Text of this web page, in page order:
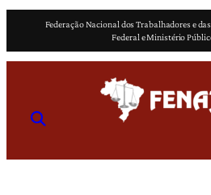
o
Federação Nacional dos Trabalhadores e
Federal e Ministério